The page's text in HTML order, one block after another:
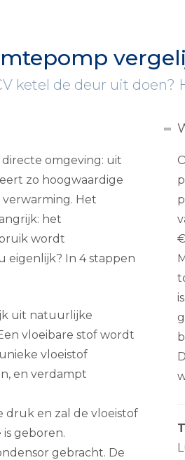
ketel de deur uit doen?
omgeving: uit
zo hoogwaardige
Het
het
wordt
eigenlijk? In 4 stappen
uit natuurlijke
vloeibare stof wordt
vloeistof
en verdampt
druk en zal de vloeistof
geboren.
gebracht. De